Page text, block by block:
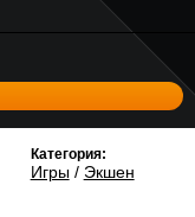
Категория:
Игры/ Экшен